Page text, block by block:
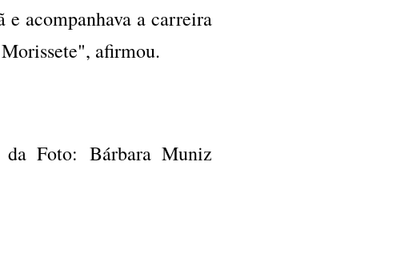
acompanhava a carreira
afirmou.
Foto: Bárbara Muniz